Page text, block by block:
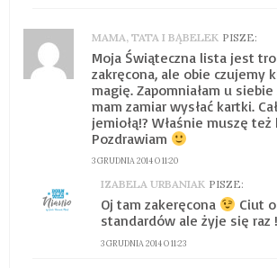
MAMA, TATA I BĄBELEK PISZE:
3 GRUDNIA 2014 O 11:20
Moja Świąteczna lista jest
zakręcona, ale obie czujemy
magię. Zapomniałam u
mam zamiar wysłać kartki.
jemiołą!? Właśnie muszę też
Pozdrawiam
IZABELA URBANIAK PISZE:
3 GRUDNIA 2014 O 11:23
Oj tam zakeręcona
Ciut
standardów ale żyje się raz !